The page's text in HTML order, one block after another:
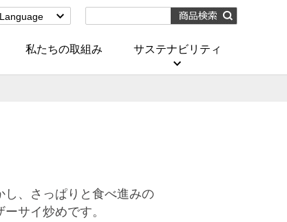
Language
(Corporate)私たちの取組み サステナビリティ
し、さっぱりと食べ進みの
サイ炒めです。